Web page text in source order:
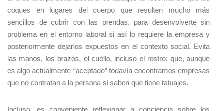
coques en lugares del cuerpo que resulten mucho más
sencillos de cubrir con las prendas, para desenvolverte sin
problema en el entorno laboral si así lo requiere la empresa y
posteriormente dejarlos expuestos en el contexto social. Evita
las manos, los brazos, el cuello, incluso el rostro; que, aunque
es algo actualmente “aceptado” todavía encontramos empresas
que no contratan a la persona si saben que tiene tatuajes.
Incluso, es conveniente reflexionar a conciencia sobre los